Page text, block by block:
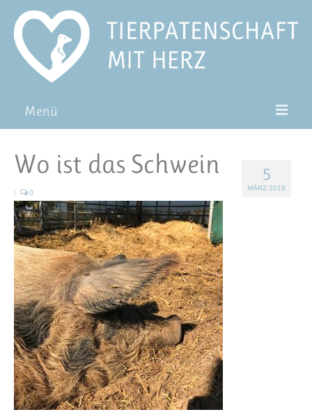
Menü
Pat*in werden
Patenschaft verschenken
Blog
FAQ
5
MÄRZ 2018
Wo ist das Schwein
| 0